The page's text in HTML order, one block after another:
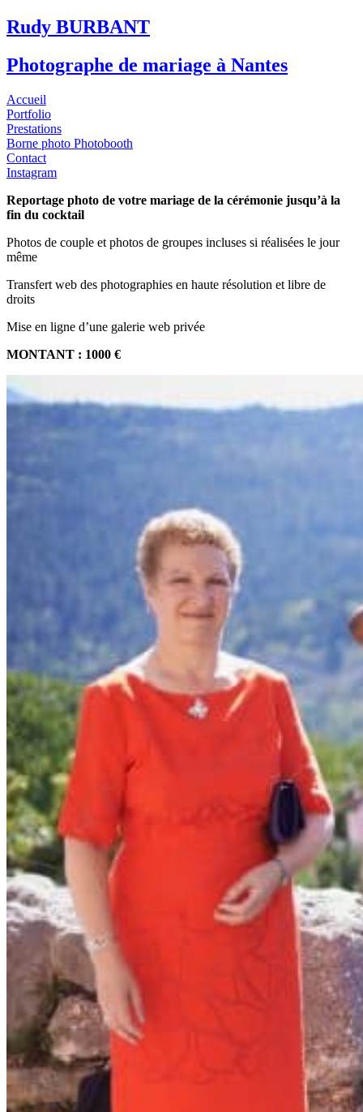
Rudy BURBANT
Photographe de mariage à Nantes
Accueil
Portfolio
Prestations
Borne photo Photobooth
Contact
Instagram
Reportage photo de votre mariage de la cérémonie jusqu’à la
fin du cocktail
Photos de couple et photos de groupes incluses si réalisées le jour
même
Transfert web des photographies en haute résolution et libre de
droits
Mise en ligne d’une galerie web privée
MONTANT : 1000 €